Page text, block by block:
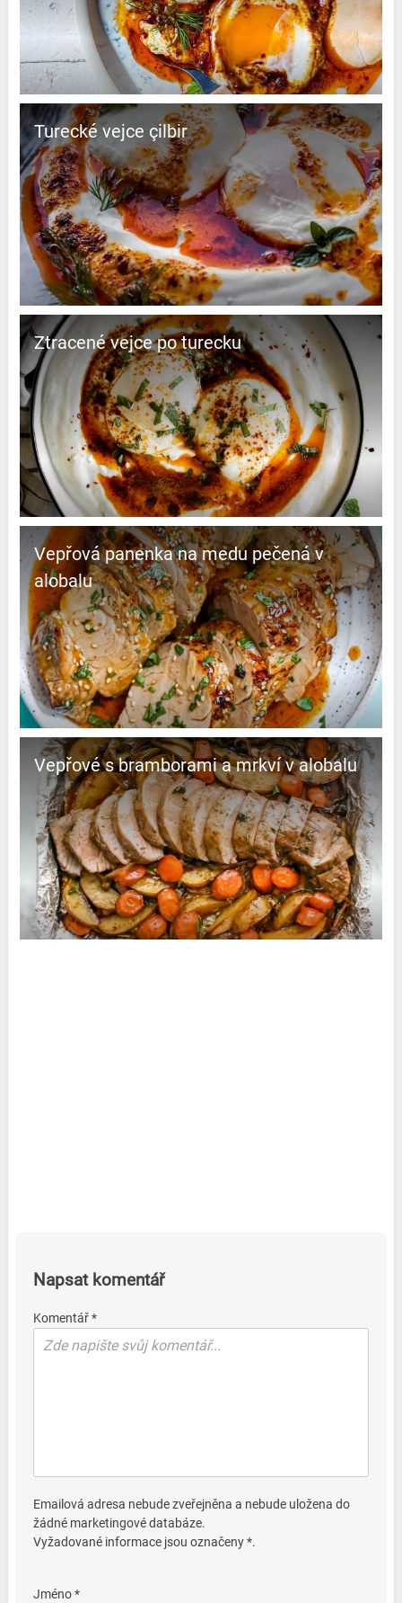
Turecké vejce çilbir
Ztracené vejce po turecku
Vepřová panenka na medu pečená v
alobalu
Vepřové s bramborami a mrkví v alobalu
Napsat komentář
Komentář *
Emailová adresa nebude zveřejněna a nebude uložena do
žádné marketingové databáze.
Vyžadované informace jsou označeny *.
Jméno *